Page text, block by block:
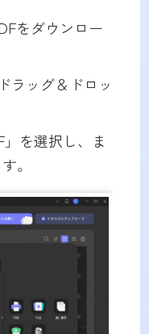
をダウンロー
ラッグ＆ドロッ
」を選択し、ま
。